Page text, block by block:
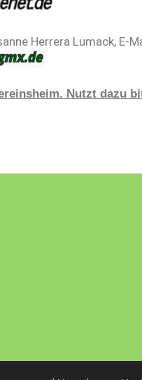
Herrera Lumack, E-
Nutzt dazu